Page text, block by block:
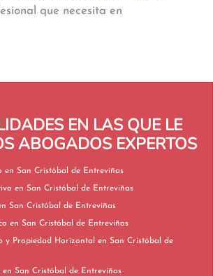
que necesita en
EN LAS QUE LE
ABOGADOS EXPERTOS
Accidentes de Tráfico en San Cristóbal de Entreviñas
Derecho Administrativo en San Cristóbal de Entreviñas
Deportivo en San Cristóbal de Entreviñas
Derecho Farmacéutico en San Cristóbal de Entreviñas
Horizontal en San Cristóbal de
Derecho Urbanístico en San Cristóbal de Entreviñas